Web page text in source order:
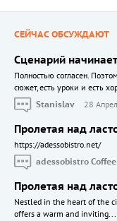
СЕЙЧАС ОБСУЖДАЮТ
Сценарий
Полностью согласен.
сюжет, есть уроки и есть
Stanislav
28
Пролетая над
https://adessobistro.net/
adessobistro Coffee
Пролетая над
Nestled in the heart of the
offers a warm and inviting...